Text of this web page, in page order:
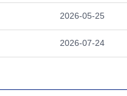
2026-05-25
2026-07-24